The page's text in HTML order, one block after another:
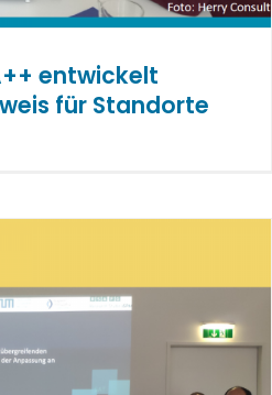
entwickelt
für Standorte